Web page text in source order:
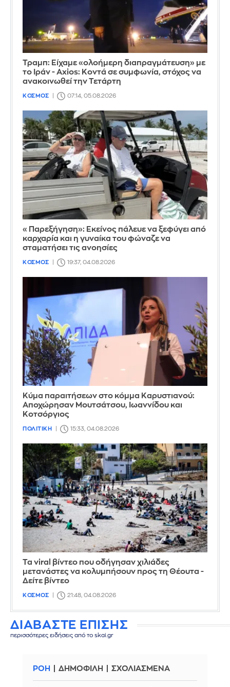
Τραμπ: Είχαμε «ολοήμερη διαπραγμάτευση» με
το Ιράν - Axios: Κοντά σε συμφωνία, στόχος να
ανακοινωθεί την Τετάρτη
ΚΟΣΜΟΣ 07:14, 05.08.2026
«Παρεξήγηση»: Εκείνος πάλευε να ξεφύγει από
καρχαρία και η γυναίκα του φώναζε να
σταματήσει τις ανοησίες
ΚΟΣΜΟΣ 19:37, 04.08.2026
Κύμα παραιτήσεων στο κόμμα Καρυστιανού:
Αποχώρησαν Μουτσάτσου, Ιωαννίδου και
Κοτσόργιος
ΠΟΛΙΤΙΚΗ 15:33, 04.08.2026
Τα viral βίντεο που οδήγησαν χιλιάδες
μετανάστες να κολυμπήσουν προς τη Θέουτα -
Δείτε βίντεο
ΚΟΣΜΟΣ 21:48, 04.08.2026
ΔΙΑΒΑΣΤΕ ΕΠΙΣΗΣ
περισσότερες ειδήσεις από το skai.gr
ΡΟΗ ΔΗΜΟΦΙΛΗ ΣΧΟΛΙΑΣΜΕΝΑ